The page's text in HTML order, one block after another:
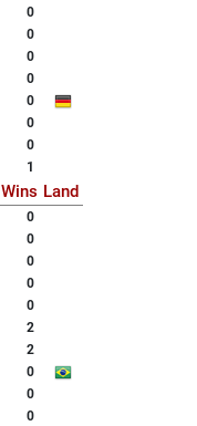
0
0
0
0
0
0
0
1
Wins Land
0
0
0
0
0
2
2
0
0
0